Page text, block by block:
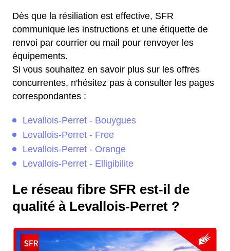
Dès que la résiliation est effective, SFR
communique les instructions et une étiquette de
renvoi par courrier ou mail pour renvoyer les
équipements.
Si vous souhaitez en savoir plus sur les offres
concurrentes, n'hésitez pas à consulter les pages
correspondantes :
Levallois-Perret - Bouygues
Levallois-Perret - Free
Levallois-Perret - Orange
Levallois-Perret - Elligibilite
Le réseau fibre SFR est-il de
qualité à Levallois-Perret ?